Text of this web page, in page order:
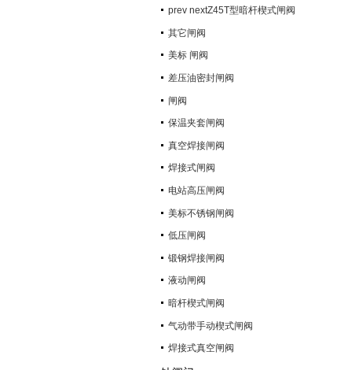
纹楔式闸阀
prev nextZ45T型暗杆楔式闸阀
其它闸阀
美标 闸阀
差压油密封闸阀
闸阀
保温夹套闸阀
真空焊接闸阀
焊接式闸阀
电站高压闸阀
美标不锈钢闸阀
低压闸阀
锻钢焊接闸阀
液动闸阀
暗杆楔式闸阀
气动带手动楔式闸阀
焊接式真空闸阀